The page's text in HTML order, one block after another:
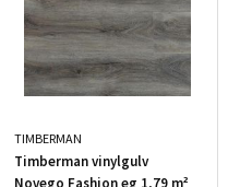
TIMBERMAN
Timberman vinylgulv
Novego Fashion eg 1,79 m²